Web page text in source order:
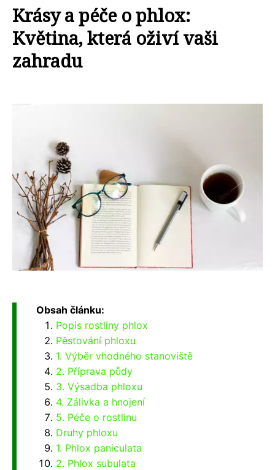
Krásy a péče o phlox:
Květina, která oživí vaši
zahradu
Obsah článku:
Popis rostliny phlox
Pěstování phloxu
1. Výběr vhodného stanoviště
2. Příprava půdy
3. Výsadba phloxu
4. Zálivka a hnojení
5. Péče o rostlinu
Druhy phloxu
1. Phlox paniculata
2. Phlox subulata